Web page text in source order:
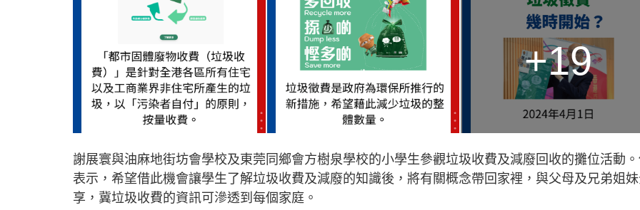
+19
謝展寰與油麻地街坊會學校及東莞同鄉會方樹泉學校的小學生參觀垃圾收費及減廢回收的攤位活動
表示，希望借此機會讓學生了解垃圾收費及減廢的知識後，將有關概念帶回家裡，與父母及兄弟姐
享，冀垃圾收費的資訊可滲透到每個家庭。